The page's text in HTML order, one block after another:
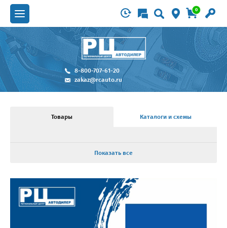
0
8-800-707-61-20
zakaz@rcauto.ru
Товары Каталоги и схемы
Показать все